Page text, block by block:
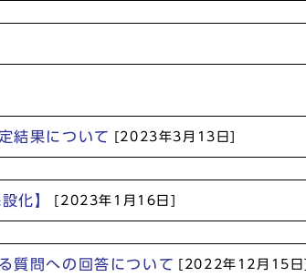
結果について [2023年3月13日]
化】 [2023年1月16日]
質問への回答について [2022年12月15日]